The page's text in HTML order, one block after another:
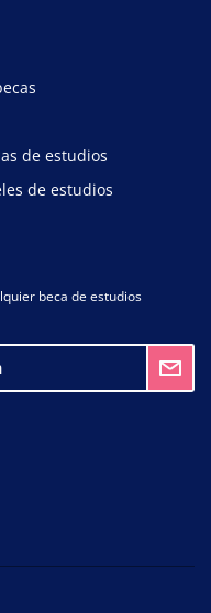
de estudios
de estudios
beca de estudios